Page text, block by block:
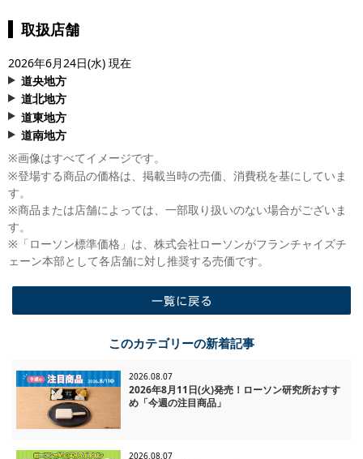
取扱店舗
2026年6月24日(水) 現在
道央地方
- 札幌市
札幌真栄３条二丁目
札幌里塚１条三丁目
札幌澄川２条
札幌豊平３条一丁目
札幌大谷地西五丁目
札幌北6条東二丁目
札幌北２７条西七丁目
札幌本通二十一丁目
札幌北郷8条八丁目
札幌川沿18条一丁目
札幌西野7条
札幌平岸8条十三丁目
札幌北26条東
道北地方
- 旭川市
旭川東光１０条七丁目
旭川末広１条一丁目
旭川新星町
旭川神楽５条
旭川２条八丁目
- 東川町
- 稚内市
当麻
- 士別市
士別大通西三丁目
道東地方
- 北見市
北見中央三輪
北見西三輪
北見高栄東町
北見本町五丁目
北見常盤町
北見春光町
釧路曙
釧路昭和
釧路愛国西三丁目
- 帯広市
道南地方
- 函館市
函館富岡二丁目
函館石川町
函館時任鈴かけ通
函館空港インター
函館朝市
- 亀田郡
七飯あかまつ公園前
- 登別市
登別若山町
室蘭海岸町
※画像はすべてイメージです。
※登場する商品の価格は、掲載当時の売価、消費税を基にしていま
す。
※商品または店舗によっては、一部取り扱いのない場合がございま
す。
※ 「ローソン標準価格」は、株式会社ローソンがフランチャイズチ
ェーン本部として各店舗に対し推奨する売価です。
このカテゴリーの新着記事
2026.08.07
2026年8月11日(火)発売！ローソン研究所おすす
め「今週の注目商品」
2026.08.07